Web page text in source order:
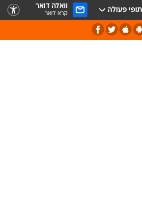
פעולה וואלה דואר
קרא דואר